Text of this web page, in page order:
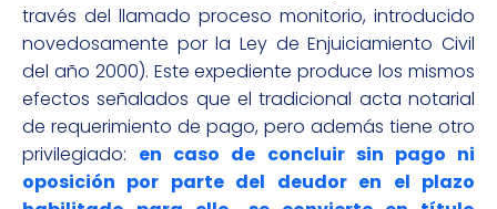
través del llamado proceso monitorio, introducido
novedosamente por la Ley de Enjuiciamiento Civil
del año 2000). Este expediente produce los mismos
efectos señalados que el tradicional acta notarial
de requerimiento de pago, pero además tiene otro
privilegiado: en caso de concluir sin pago ni
oposición por parte del deudor en el plazo